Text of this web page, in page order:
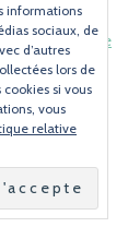
Répondre
assez ferme.
utiliser 33cl
informations
sociaux, de
d’autres
lors de
si vous
vous
relative